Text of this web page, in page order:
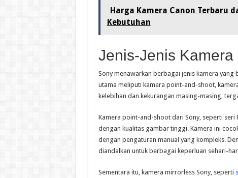
Harga Kamera Canon Terbaru
Kebutuhan
Jenis-Jenis Kamera
Sony menawarkan berbagai jenis kamera
utama meliputi kamera point-and-shoot,
kelebihan dan kekurangan masing-masing,
Kamera point-and-shoot dari Sony, seperti seri
dengan kualitas gambar tinggi. Kamera ini
dengan pengaturan manual yang kompleks.
diandalkan untuk berbagai keperluan sehari-
Sementara itu, kamera mirrorless Sony, seperti